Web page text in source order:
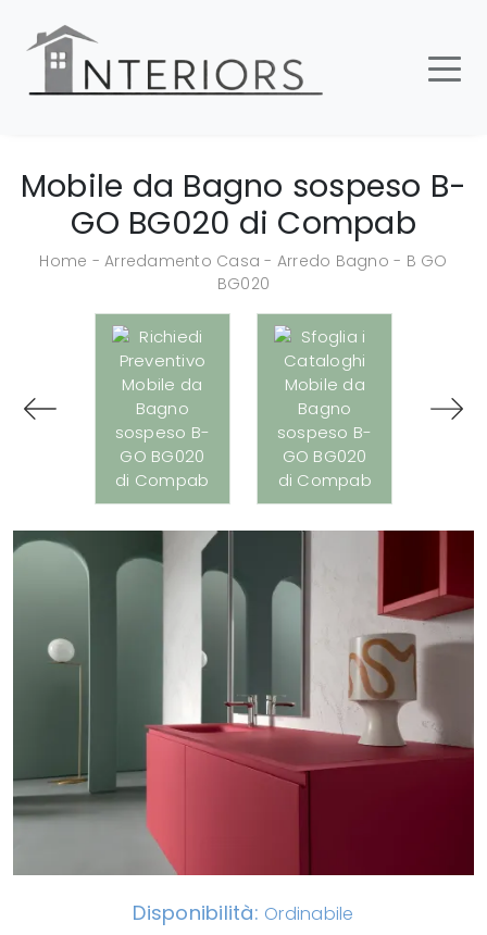
Mobile da Bagno sospeso B-
GO BG020 di Compab
Home -Arredamento Casa - Arredo Bagno - B GO
BG020
Disponibilità: Ordinabile